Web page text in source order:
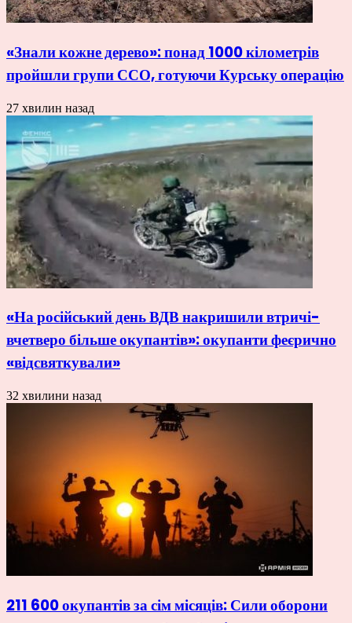
«Знали кожне дерево»: понад 1000 кілометрів
пройшли групи ССО, готуючи Курську операцію
27 хвилин назад
«На російський день ВДВ накришили втричі-
вчетверо більше окупантів»: окупанти феєрично
«відсвяткували»
32 хвилини назад
211 600 окупантів за сім місяців: Сили оборони